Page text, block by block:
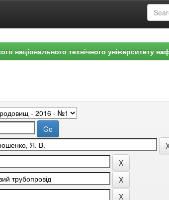
національного технічного університету